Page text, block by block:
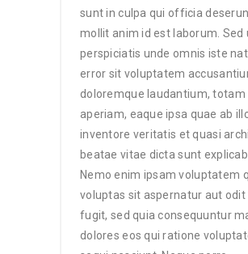
sunt in culpa qui officia
mollit anim id est laborum. Sed
perspiciatis unde omnis iste
error sit voluptatem
doloremque laudantium, totam
aperiam, eaque ipsa quae ab
inventore veritatis et quasi
beatae vitae dicta sunt
Nemo enim ipsam voluptatem
voluptas sit aspernatur aut odit
fugit, sed quia consequuntur
dolores eos qui ratione